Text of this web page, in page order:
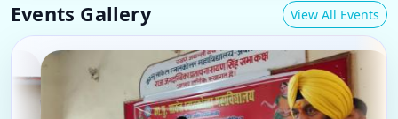
Events Gallery View All Events